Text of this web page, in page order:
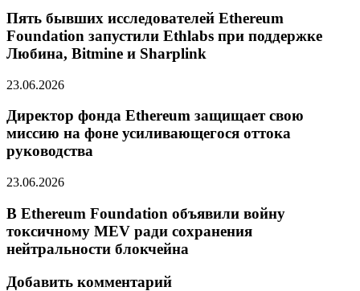
Пять бывших исследователей Ethereum
Foundation запустили Ethlabs при поддержке
Любина, Bitmine и Sharplink
23.06.2026
Директор фонда Ethereum защищает свою
миссию на фоне усиливающегося оттока
руководства
23.06.2026
В Ethereum Foundation объявили войну
токсичному MEV ради сохранения
нейтральности блокчейна
Добавить комментарий